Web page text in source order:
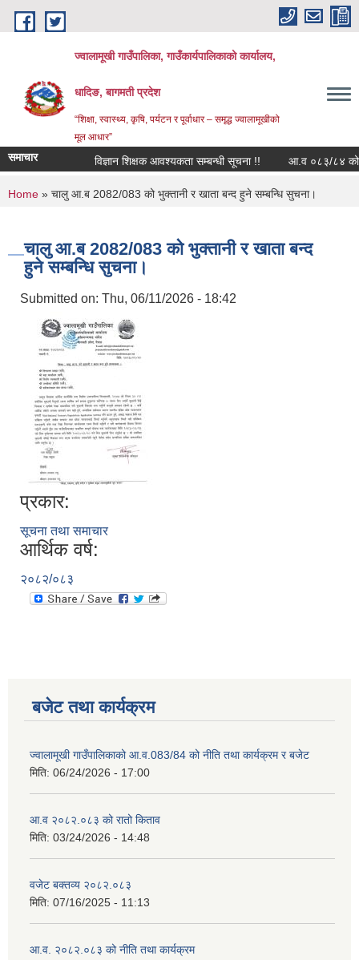
Skip to main content
ज्वालामूखी गाउँपालिका, गाउँकार्यपालिकाको कार्यालय,
धादिङ, बागमती प्रदेश
“शिक्षा, स्वास्थ्य, कृषि, पर्यटन र पूर्वाधार – समृद्ध ज्वालामूखीको
मूल आधार”
समाचार विज्ञान शिक्षक आवश्यकता सम्बन्धी सूचना !! आ.व ०८३/८४ को
You are here
Home » चालु आ.ब 2082/083 को भुक्तानी र खाता बन्द हुने सम्बन्धि सुचना।
चालु आ.ब 2082/083 को भुक्तानी र खाता बन्द
हुने सम्बन्धि सुचना।
Submitted on: Thu, 06/11/2026 - 18:42
प्रकार:
सूचना तथा समाचार
आर्थिक वर्ष:
२०८२/०८३
बजेट तथा कार्यक्रम
ज्वालामूखी गाउँपालिकाको आ.व.083/84 को नीति तथा कार्यक्रम र बजेट
मिति: 06/24/2026 - 17:00
आ.व २०८२.०८३ को रातो किताव
मिति: 03/24/2026 - 14:48
वजेट बक्तव्य २०८२.०८३
मिति: 07/16/2025 - 11:13
आ.व. २०८२.०८३ को नीति तथा कार्यक्रम